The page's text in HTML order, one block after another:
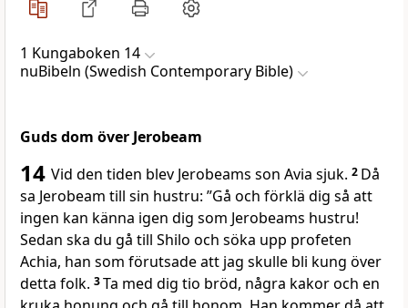
1 Kungaboken 14
nuBibeln (Swedish Contemporary Bible)
Guds dom över Jerobeam
14 Vid den tiden blev Jerobeams son Avia sjuk. 2 Då
sa Jerobeam till sin hustru: ”Gå och förklä dig så att
ingen kan känna igen dig som Jerobeams hustru!
Sedan ska du gå till Shilo och söka upp profeten
Achia, han som förutsade att jag skulle bli kung över
detta folk. 3Ta med dig tio bröd, några kakor och en